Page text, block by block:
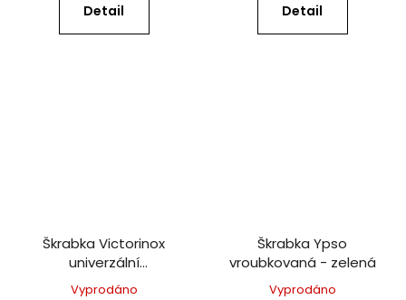
Detail Detail
Škrabka Victorinox
univerzální
vroubkovaná - černá
Vyprodáno
Škrabka Ypso
vroubkovaná - zelená
Vyprodáno